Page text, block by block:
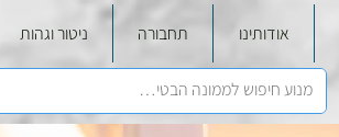
אודותינו תחבורה ניטור וגהות